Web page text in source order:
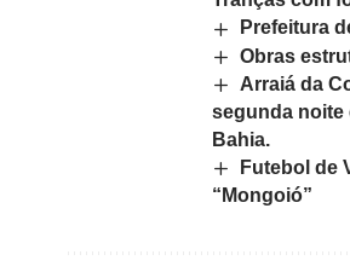
Prefeitura
Obras
Arraiá da
segunda noite
Bahia.
Futebol de
“Mongoió”